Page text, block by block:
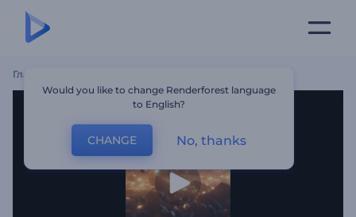
Главная
Would you like to change Renderforest language
to English?
CHANGE No, thanks